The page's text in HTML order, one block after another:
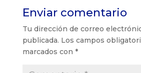
Enviar comentario
Tu dirección de correo
publicada. Los campos
marcados con *